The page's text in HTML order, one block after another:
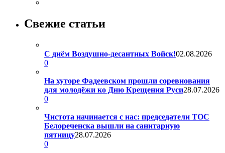
Свежие статьи
С днём Воздушно-десантных Войск!02.08.2026
0
На хуторе Фадеевском прошли соревнования
для молодёжи ко Дню Крещения Руси28.07.2026
0
Чистота начинается с нас: председатели ТОС
Белореченска вышли на санитарную
пятницу28.07.2026
0